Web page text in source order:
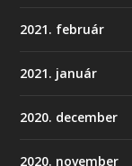
2021. február
2021. január
2020. december
2020. november